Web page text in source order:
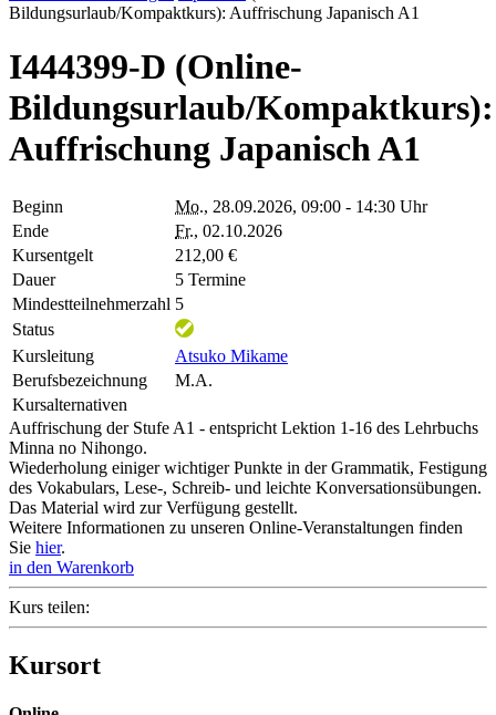
Bildungsurlaub/Kompaktkurs): Auffrischung Japanisch A1
I444399-D (Online-
Bildungsurlaub/Kompaktkurs):
Auffrischung Japanisch A1
Beginn Mo., 28.09.2026, 09:00 - 14:30 Uhr
Ende
Fr., 02.10.2026
Kursentgelt
212,00 €
Dauer
5 Termine
Mindestteilnehmerzahl 5
Status
Kursleitung
Atsuko Mikame
Berufsbezeichnung
M.A.
Kursalternativen
Auffrischung der Stufe A1 - entspricht Lektion 1-16 des Lehrbuchs
Minna no Nihongo.
Wiederholung einiger wichtiger Punkte in der Grammatik, Festigung
des Vokabulars, Lese-, Schreib- und leichte Konversationsübungen.
Das Material wird zur Verfügung gestellt.
Weitere Informationen zu unseren Online-Veranstaltungen finden
Sie hier.
in den Warenkorb
Kurs teilen:
Kursort